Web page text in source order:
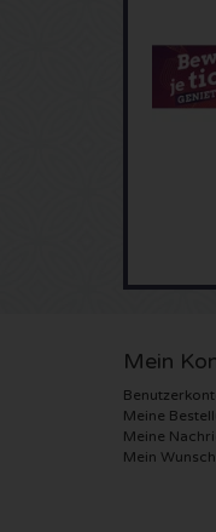
Mein
Meine
Meine
Mein